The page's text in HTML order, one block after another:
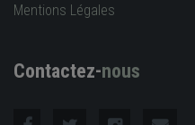
Mentions Légales
Contactez-nous